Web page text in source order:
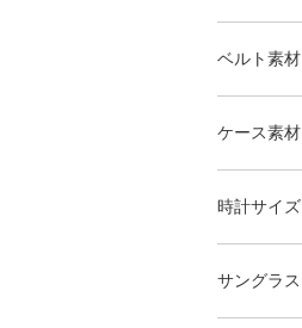
ベルト素材
ケース素材
時計サイズ
サングラス